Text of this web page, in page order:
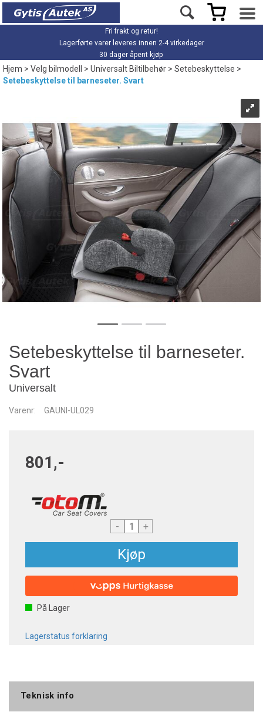
Fri frakt og retur!
Lagerførte varer leveres innen 2-4 virkedager
30 dager åpent kjøp
Hjem>Velg bilmodell >Universalt Biltilbehør>Setebeskyttelse>
Setebeskyttelse til barneseter. Svart
Setebeskyttelse til barneseter.
Svart
Universalt
Varenr: GAUNI-UL029
801,-
- +
Kjøp
På Lager
Lagerstatus forklaring
Teknisk info